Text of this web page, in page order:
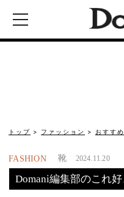
トップ ファッション おすす
FASHION 靴 2024.11.20
Domani編集部のこれ